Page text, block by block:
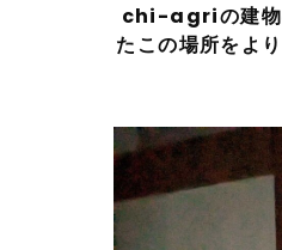
chi-agriの建物
たこの場所をよ